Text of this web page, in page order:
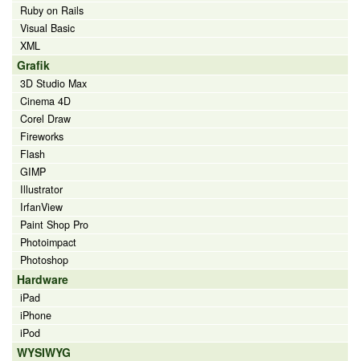
Ruby on Rails
Visual Basic
XML
Grafik
3D Studio Max
Cinema 4D
Corel Draw
Fireworks
Flash
GIMP
Illustrator
IrfanView
Paint Shop Pro
Photoimpact
Photoshop
Hardware
iPad
iPhone
iPod
WYSIWYG